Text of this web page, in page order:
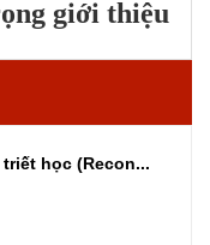
giới thiệu
học (Recon...